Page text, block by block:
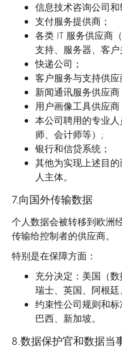
信息技术咨询公司和
支付服务提供商；
各类 IT 服务供应商
支持、服务器、客户
快递公司；
客户服务与支持供应
新闻通讯服务供应商
用户画像工具供应商
本公司聘用的专业
师、会计师等）;
银行和信贷系统；
其他为实现上述目
人主体。
7.向国外传输数据
个人数据会被转移到欧洲
传输给控制者的供应商。
特别是在保障方面：
充分决定：美国（数
瑞士、英国、阿根廷
约束性公司规则和标
巴西、新加坡。
8.数据保护官和数据当